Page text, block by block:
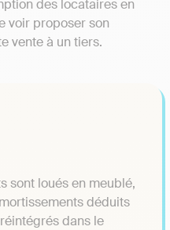
des locataires en
voir proposer son
vente à un tiers.
sont loués en meublé,
déduits
dans le